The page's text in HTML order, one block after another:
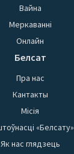
Вайна
Меркаванні
Онлайн
Белсат
Пра нас
Кантакты
Місія
«Белсату»
Як нас глядзець